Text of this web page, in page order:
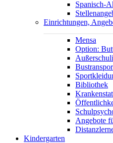
Spanisch-
Einrichtungen,
Mensa
Option:
Bibliothek
Angebote
Kindergarten